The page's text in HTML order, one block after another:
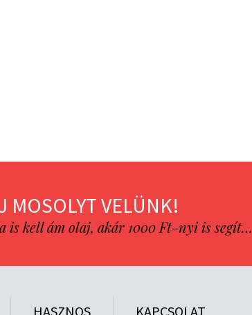
MOSOLYT VELÜNK!
is kell ám olaj, akár 1000 Ft-nyi is segít…
HASZNOS KAPCSOLAT